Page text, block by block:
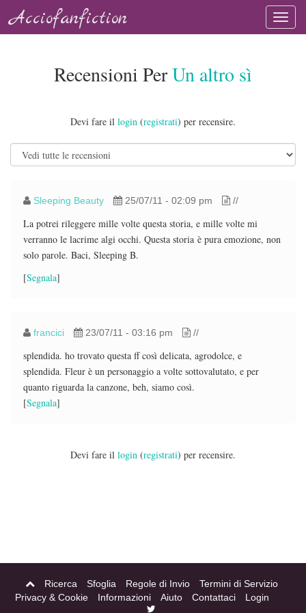
Acciofanfiction
Recensioni PerUn altro sì
Devi fare il login (registrati) per recensire.
Sleeping Beauty 25/07/11 - 02:09 pm //
La potrei rileggere mille volte questa storia, e mille volte mi
verranno le lacrime algi occhi. Questa storia è pura emozione, non
solo parole. Baci, Sleeping B.
[Segnala]
francici 23/07/11 - 03:16 pm //
splendida. ho trovato questa ff così delicata, agrodolce, e
splendida. Fleur è un personaggio a volte sottovalutato, e per
quanto riguarda la canzone, beh, siamo così.
[Segnala]
Devi fare il login (registrati) per recensire.
Ricerca Sfoglia Regole di Invio
Termini di Servizio
Privacy & Cookie
Informazioni Aiuto Contattaci Login